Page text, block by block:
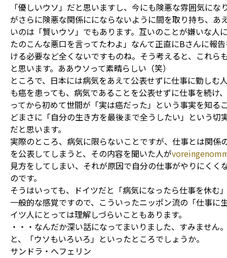
「優しいウソ」だと思いますし、今にも険悪な雰囲気にな
がさらに険悪な関係ににならないように間を取り持ち、あ
いのは「賢いウソ」でもあります。互いのことが嫌いな人
たのこんな悪口を言ってたわよ」なんて正直にBさんに報
ける必要など全くないですものね。そう考えると、これら
と思います。ああウソって素晴らしい（笑）
ところで、日本には病気をあえて公表せずに仕事に勤しむ
も癌を患っても、病気であることを公表せずに仕事を続け
ってから初めて世間が「実は癌だった」という事実を知る
どまさに「自分の生き方を最後まで全うしたい」という切
だと思います。
実際のところ、病気に限らないことですが、仕事とは関係
を公表してしまうと、その内容を聞いた人が
見方をしてしまい、それが原因で自分の仕事がやりにくく
のです。
そうはいっても、ドイツだと「病気になったら仕事を休む
一般的な感覚ですので、こういったニッポン流の「仕事に
イツ人にとっては理解しづらいこともあります。
・・・なんだか深い話になってまいりました、すみません
と、「ウソもいろいろ」といったところでしょうか。
サンドラ・へフェリン